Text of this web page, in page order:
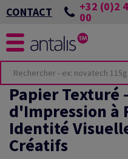
CONTACT +32 (0)2
00
Papier Texturé
d'Impression à
Identité
Créatifs